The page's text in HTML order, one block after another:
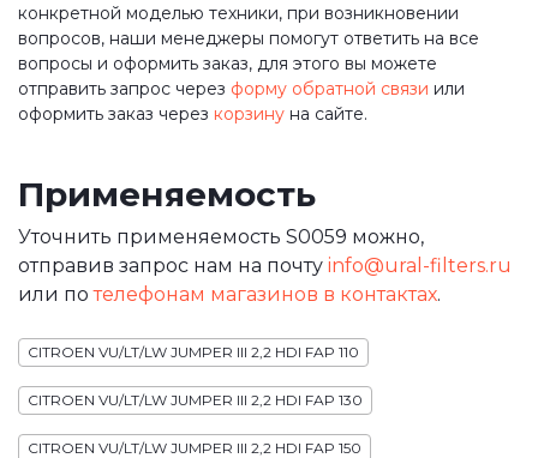
конкретной моделью техники, при возникновении
вопросов, наши менеджеры помогут ответить на все
вопросы и оформить заказ, для этого вы можете
отправить запрос через форму обратной связи или
оформить заказ через корзину на сайте.
Применяемость
Уточнить применяемость S0059 можно,
отправив запрос нам на почту info@ural-filters.ru
или потелефонам магазинов в контактах.
CITROEN VU/LT/LW JUMPER III 2,2 HDI FAP 110
CITROEN VU/LT/LW JUMPER III 2,2 HDI FAP 130
CITROEN VU/LT/LW JUMPER III 2,2 HDI FAP 150